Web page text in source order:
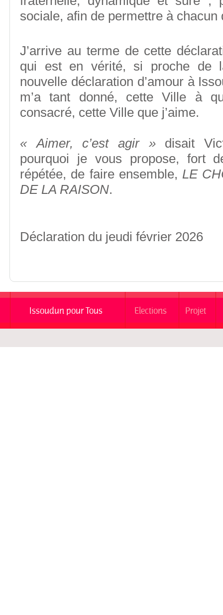
sociale, afin de permettre à chacun
J’arrive au terme de cette
qui est en vérité, si proche de
nouvelle déclaration d’amour à
m’a tant donné, cette Ville à
consacré, cette Ville que j’aime.
« Aimer, c’est agir » disait
pourquoi je vous propose, fort
répétée, de faire ensemble, LE
DE LA RAISON.
Déclaration du jeudi février 2026
Issoudun pour Tous Elections Projet